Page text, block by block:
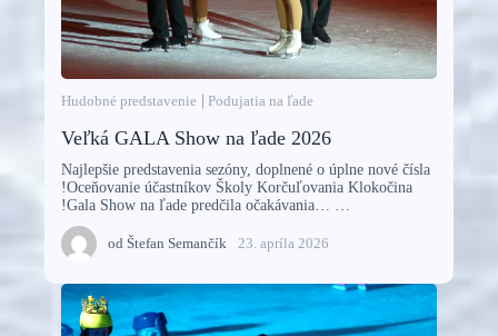
Hudobné predstavenie Podujatia na ľade
Veľká GALA Show na ľade 2026
Najlepšie predstavenia sezóny, doplnené o úplne nové čísla
!Oceňovanie účastníkov Školy Korčuľovania Klokočina
!Gala Show na ľade predčila očakávania… …
od Štefan Semančík 23. apríla 2026